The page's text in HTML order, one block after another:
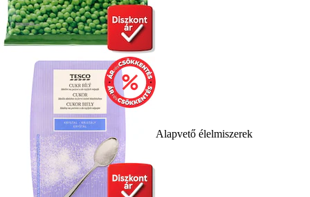
Alapvető élelmiszerek